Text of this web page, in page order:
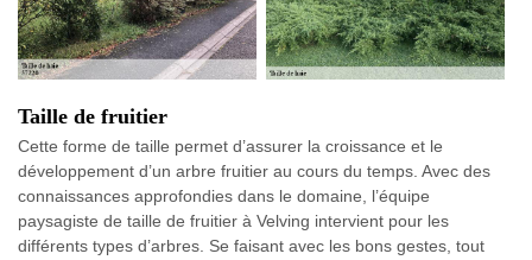
Taille de fruitier
Cette forme de taille permet d’assurer la croissance et le
développement d’un arbre fruitier au cours du temps. Avec des
connaissances approfondies dans le domaine, l’équipe
paysagiste de taille de fruitier à Velving intervient pour les
différents types d’arbres. Se faisant avec les bons gestes, tout